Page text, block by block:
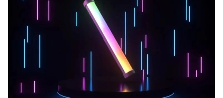
уровень, сравнимый только с лучшими источниками
света на рынке. Один из главных особенностей PT4c
- это новый слой эффектов, который позволяет
создавать действительно уникальные и динамичные
пиксельные эффекты. Эти эффекты могут быть
созданы с помощью 7 предварительно
запрограммированных эффектов Pixel FX на
нескольких пикселях. Таким образом, позвольте